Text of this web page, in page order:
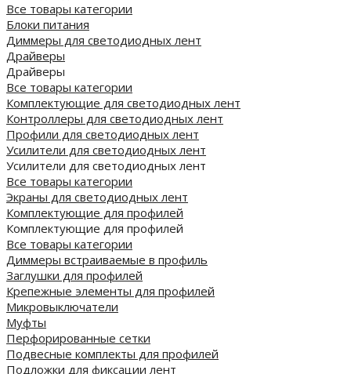
Все товары категории
Блоки питания
Диммеры для светодиодных лент
Драйверы
Драйверы
Все товары категории
Комплектующие для светодиодных лент
Контроллеры для светодиодных лент
Профили для светодиодных лент
Усилители для светодиодных лент
Усилители для светодиодных лент
Все товары категории
Экраны для светодиодных лент
Комплектующие для профилей
Комплектующие для профилей
Все товары категории
Диммеры встраиваемые в профиль
Заглушки для профилей
Крепежные элементы для профилей
Микровыключатели
Муфты
Перфорированные сетки
Подвесные комплекты для профилей
Подложки для фиксации лент